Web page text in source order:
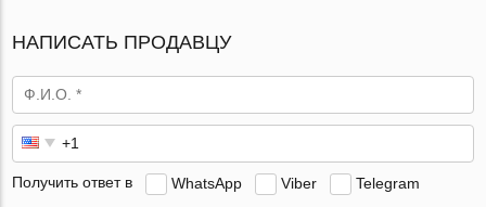
НАПИСАТЬ ПРОДАВЦУ
Получить ответ в WhatsApp Viber Telegram